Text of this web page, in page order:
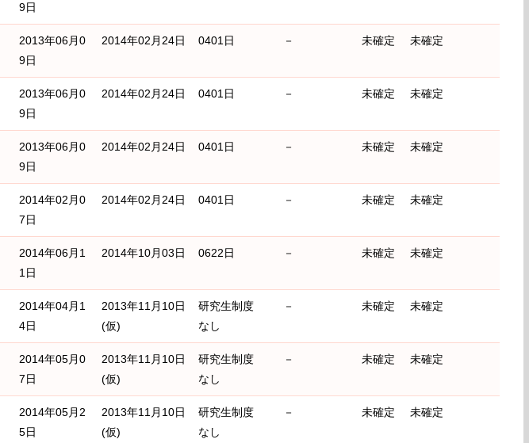
9日
2013年06月0
9日
2014年02月24日 0401日 － 未確定 未確定
2013年06月0
9日
2014年02月24日 0401日 － 未確定 未確定
2013年06月0
9日
2014年02月24日 0401日 － 未確定 未確定
2014年02月0
7日
2014年02月24日 0401日 － 未確定 未確定
2014年06月1
1日
2014年10月03日 0622日 － 未確定 未確定
2014年04月1
4日
2013年11月10日
(仮)
研究生制度
なし
－ 未確定 未確定
2014年05月0
7日
2013年11月10日
(仮)
研究生制度
なし
－ 未確定 未確定
2014年05月2
5日
2013年11月10日
(仮)
研究生制度
なし
－ 未確定 未確定